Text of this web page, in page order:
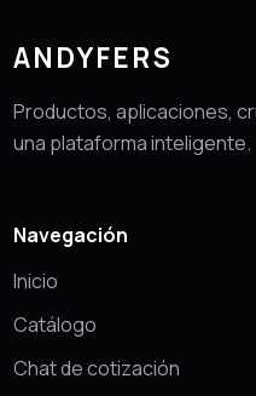
ANDYFERS
Productos, aplicaciones,
una plataforma inteligente.
Navegación
Inicio
Catálogo
Chat de cotización